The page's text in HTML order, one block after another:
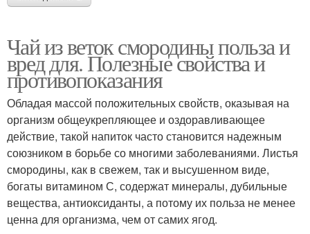
Чай из веток смородины польза и
вред для. Полезные свойства и
противопоказания
Обладая массой положительных свойств, оказывая на
организм общеукрепляющее и оздоравливающее
действие, такой напиток часто становится надежным
союзником в борьбе со многими заболеваниями. Листья
смородины, как в свежем, так и высушенном виде,
богаты витамином С, содержат минералы, дубильные
вещества, антиоксиданты, а потому их польза не менее
ценна для организма, чем от самих ягод.